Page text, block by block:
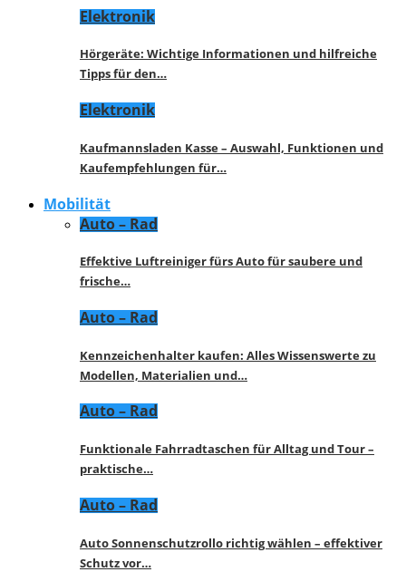
Elektronik
Hörgeräte: Wichtige Informationen und hilfreiche
Tipps für den…
Elektronik
Kaufmannsladen Kasse – Auswahl, Funktionen und
Kaufempfehlungen für…
Mobilität
Auto – Rad
Effektive Luftreiniger fürs Auto für saubere und
frische…
Auto – Rad
Kennzeichenhalter kaufen: Alles Wissenswerte zu
Modellen, Materialien und…
Auto – Rad
Funktionale Fahrradtaschen für Alltag und Tour –
praktische…
Auto – Rad
Auto Sonnenschutzrollo richtig wählen – effektiver
Schutz vor…